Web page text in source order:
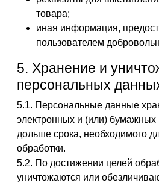
товара;
иная информация,
пользователем
5. Хранение и
персональных
5.1. Персональные данные
электронных и (или) бумажных
дольше срока, необходимого
обработки.
5.2. По достижении целей
уничтожаются или